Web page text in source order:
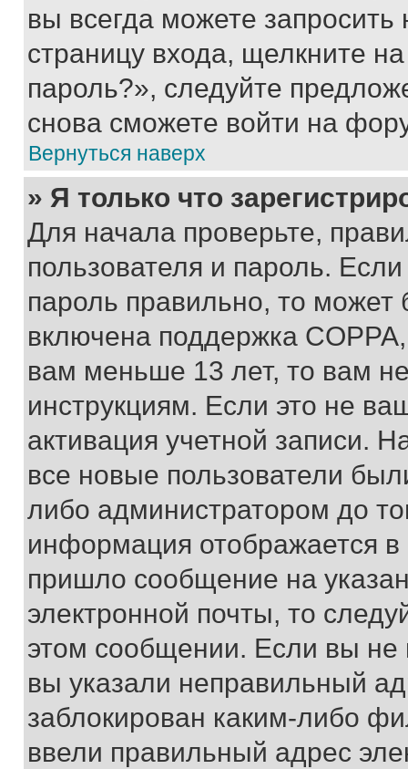
вы всегда можете
страницу входа, щелкните
пароль?», следуйте
снова сможете войти на
Вернуться наверх
» Я только что
Для начала проверьте,
пользователя и пароль.
пароль правильно, то может
включена поддержка
вам меньше 13 лет, то вам
инструкциям. Если это не
активация учетной записи.
все новые пользователи
либо администратором до
информация отображается
пришло сообщение на
электронной почты, то
этом сообщении. Если вы
вы указали неправильный
заблокирован каким-либо
ввели правильный адрес